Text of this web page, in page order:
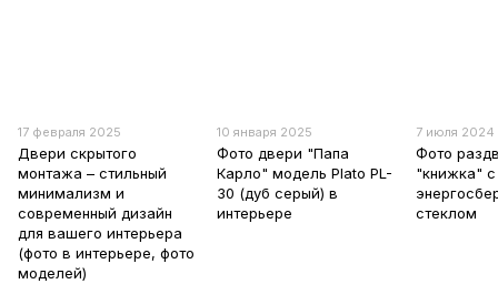
17 февраля 2025
Двери скрытого
монтажа – стильный
минимализм и
современный дизайн
для вашего интерьера
(фото в интерьере, фото
моделей)
10 января 2025
Фото двери "Папа
Карло" модель Plato PL-
30 (дуб серый) в
интерьере
7 июля 2024
Фото
"книжка" с
стеклом